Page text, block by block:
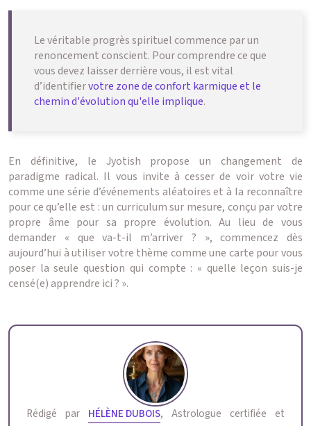
Le véritable progrès spirituel commence par un
renoncement conscient. Pour comprendre ce que
vous devez laisser derrière vous, il est vital
d’identifiervotre zone de confort karmique et le
chemin d'évolution qu'elle implique.
En définitive, le Jyotish propose un changement de
paradigme radical. Il vous invite à cesser de voir votre vie
comme une série d’événements aléatoires et à la reconnaître
pour ce qu’elle est : un curriculum sur mesure, conçu par votre
propre âme pour sa propre évolution. Au lieu de vous
demander « que va-t-il m’arriver ? », commencez dès
aujourd’hui à utiliser votre thème comme une carte pour vous
poser la seule question qui compte : « quelle leçon suis-je
censé(e) apprendre ici ? ».
Rédigé par HÉLÈNE DUBOIS, Astrologue certifiée et